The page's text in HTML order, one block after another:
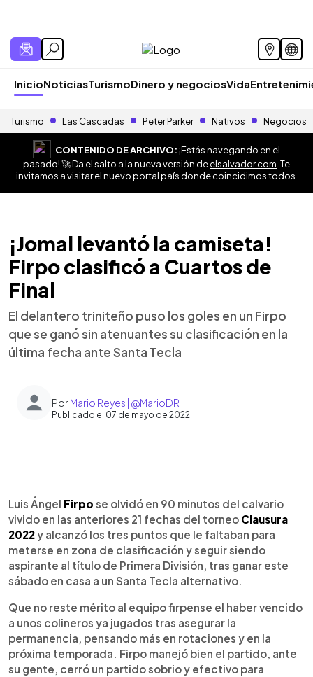
InicioNoticiasTurismoDinero y negociosVida
Turismo Las Cascadas Peter Parker Nativos Negocios
CONTENIDO DE ARCHIVO:¡Estás navegando en el
pasado! 🚀 Da el salto a la nueva versión deelsalvador.com . Te
invitamos a visitar el nuevo portal país donde coincidimos todos.
¡Jomal levantó la camiseta!
Firpo clasificó a Cuartos de
Final
El delantero triniteño puso los goles en un Firpo
que se ganó sin atenuantes su clasificación en la
última fecha ante Santa Tecla
PorMario Reyes | @MarioDR
Publicado el 07 de mayo de 2022
Escuchar artículo
Luis Ángel Firpo se olvidó en 90 minutos del calvario
vivido en las anteriores 21 fechas del torneo Clausura
2022y alcanzó los tres puntos que le faltaban para
meterse en zona de clasificación y seguir siendo
aspirante al título de Primera División, tras ganar este
sábado en casa a un Santa Tecla alternativo.
Que no reste mérito al equipo firpense el haber vencido
a unos colineros ya jugados tras asegurar la
permanencia, pensando más en rotaciones y en la
próxima temporada. Firpo manejó bien el partido, ante
su gente, cerró un partido sobrio y efectivo para